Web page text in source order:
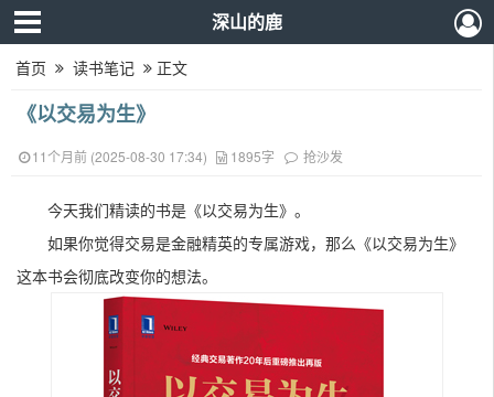
深山的鹿
首页 读书笔记 正文
《以交易为生》
11个月前 (2025-08-30 17:34) 1895字 抢沙发
今天我们精读的书是《以交易为生》。
如果你觉得交易是金融精英的专属游戏，那么《以交易为生》
这本书会彻底改变你的想法。